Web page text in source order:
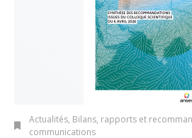
Actualités, Bilans, rapports et
communications